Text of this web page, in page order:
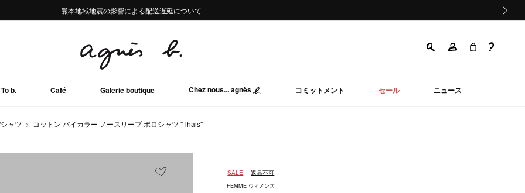
熊本地域地震の影響による配送遅延について
Summer Sale 2buy10%OFF!!
熊本地域地震の影響による配送遅延について
Summer Sale 2buy10%OFF!!
To b. Café Galerie boutique Chez nous... agnès コミットメント セール ニュース
ャツ コットン バイカラー ノースリーブ ポロシャツ "Thais"
SALE 返品不可
FEMME ウィメンズ